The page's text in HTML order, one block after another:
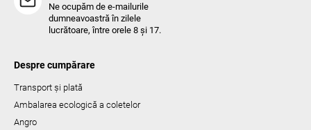
Ne ocupăm de e-mailurile
dumneavoastră în zilele
lucrătoare, între orele 8 și 17.
Despre cumpărare
Transport și plată
Ambalarea ecologică a coletelor
Angro